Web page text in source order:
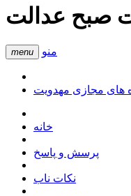
صبح عدالت
menu منو
های مجازی مهدویت
خانه
پرسش و پاسخ
نکات ناب